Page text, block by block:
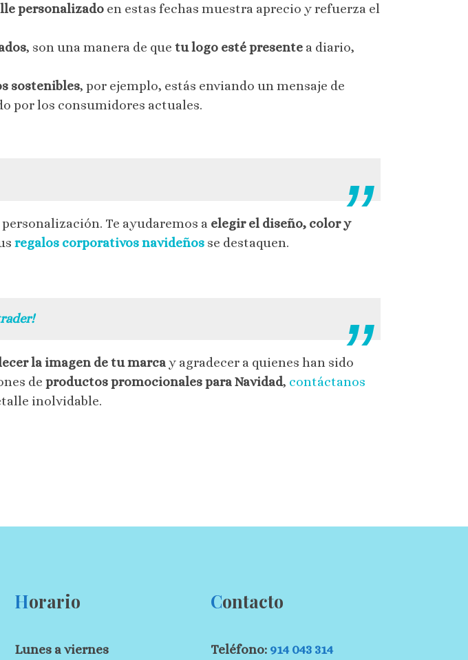
personalizado en estas fechas muestra aprecio y refuerza el
, son una manera de que tu logo esté presente a diario,
sostenibles, por ejemplo, estás enviando un mensaje de
por los consumidores actuales.
Te ayudaremos a elegir el diseño, color y
regalos corporativos navideños se destaquen.
la imagen de tu marcay agradecer a quienes han sido
deproductos promocionales para Navidad, contáctanos
inolvidable.
Horario
Lunes a viernes
Contacto
Teléfono: 914 043 314